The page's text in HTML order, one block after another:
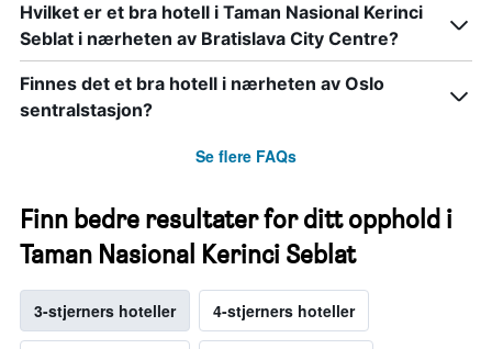
Hvilket er et bra hotell i Taman Nasional Kerinci
Seblat i nærheten av Bratislava City Centre?
Finnes det et bra hotell i nærheten av Oslo
sentralstasjon?
Se flere FAQs
Finn bedre resultater for ditt opphold i
Taman Nasional Kerinci Seblat
3-stjerners hoteller 4-stjerners hoteller